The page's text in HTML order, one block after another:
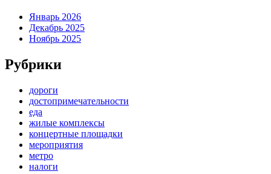
Январь 2026
Декабрь 2025
Ноябрь 2025
Рубрики
дороги
достопримечательности
еда
жилые комплексы
концертные площадки
мероприятия
метро
налоги